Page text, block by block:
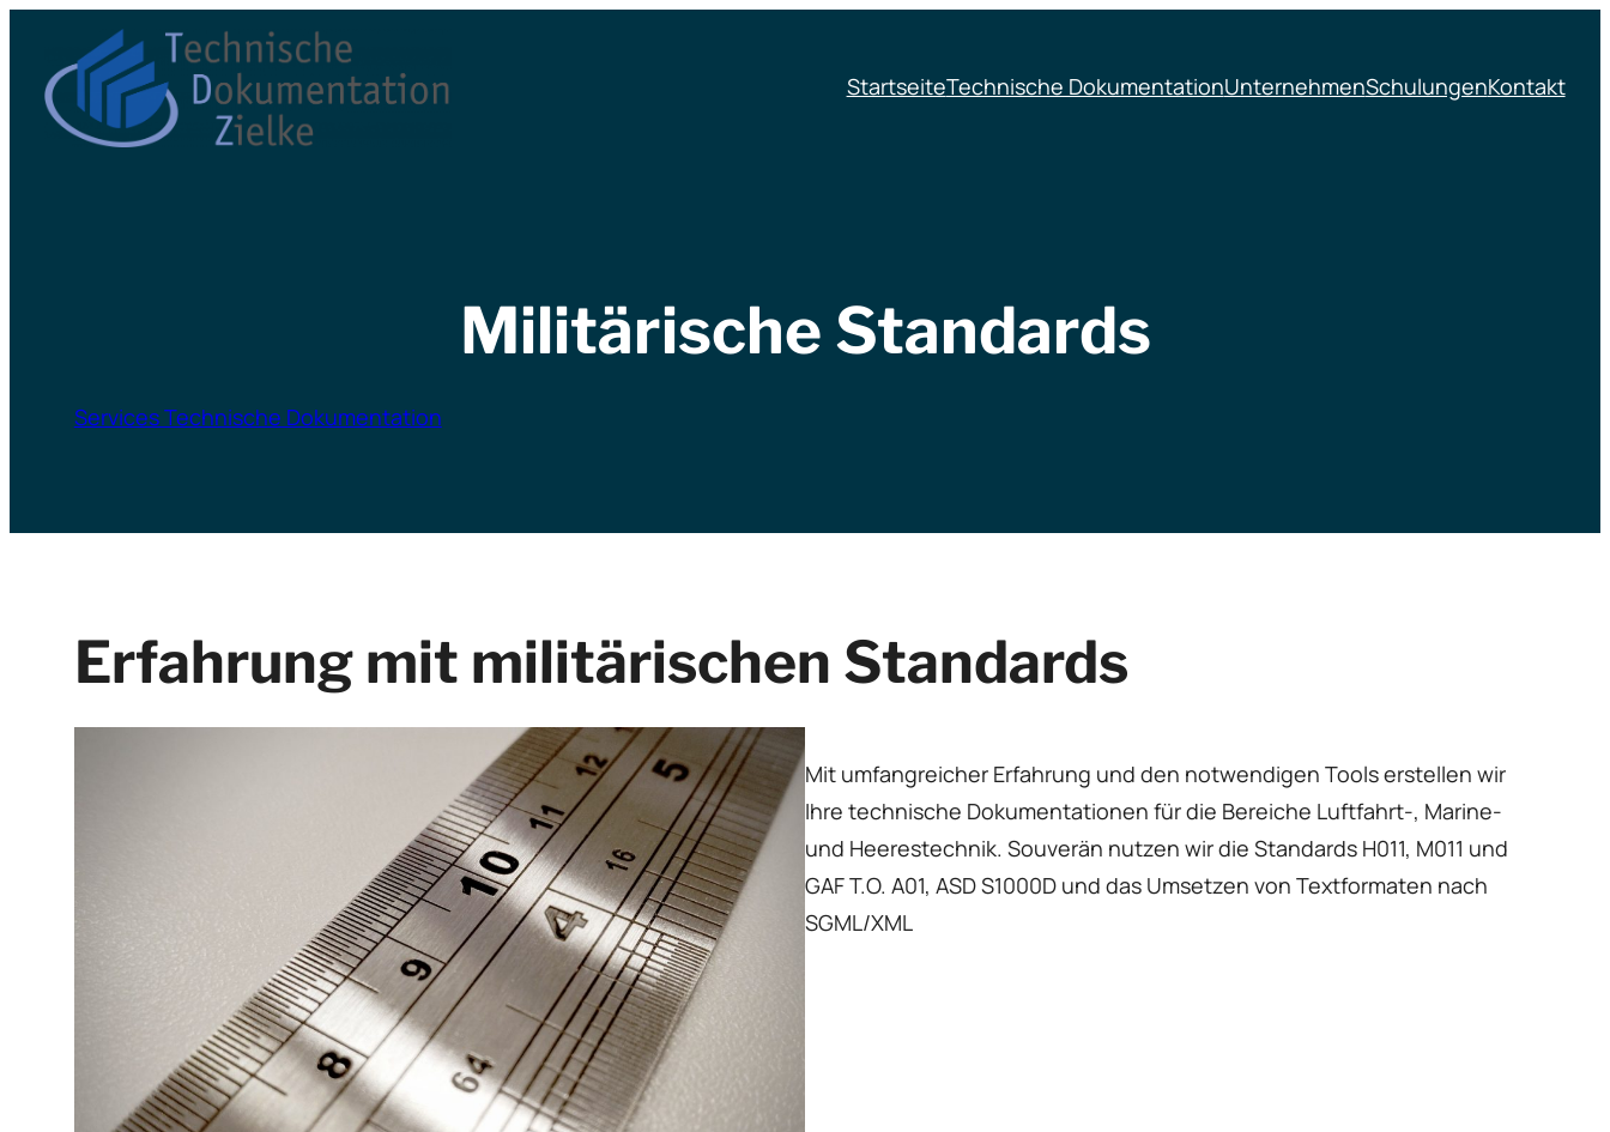
Inhalt
springen
StartseiteTechnische DokumentationUnternehmenSchulungenKontakt
Militärische Standards
Services Technische Dokumentation
Erfahrung mit militärischen Standards
Mit umfangreicher Erfahrung und den notwendigen Tools erstellen wir
Ihre technische Dokumentationen für die Bereiche Luftfahrt-, Marine-
und Heerestechnik. Souverän nutzen wir die Standards H011, M011 und
GAF T.O. A01, ASD S1000D und das Umsetzen von Textformaten nach
SGML/XML